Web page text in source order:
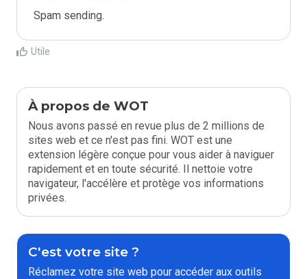
Spam sending.
Utile
À propos de WOT
Nous avons passé en revue plus de 2 millions de
sites web et ce n'est pas fini. WOT est une
extension légère conçue pour vous aider à naviguer
rapidement et en toute sécurité. Il nettoie votre
navigateur, l'accélère et protège vos informations
privées.
C'est votre site ?
Réclamez votre site web pour accéder aux outils